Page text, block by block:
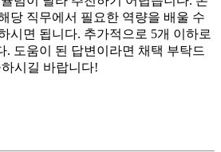
당 직무에서 필요한 역량을 배울 수
시면 됩니다. 추가적으로 5개 이하로
. 도움이 된 답변이라면 채택 부탁드
시길 바랍니다!